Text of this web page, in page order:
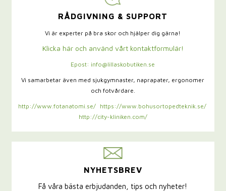
RÅDGIVNING & SUPPORT
Vi är experter på bra skor och hjälper dig gärna!
Klicka här och använd vårt kontaktformulär!
Epost: info@lillaskobutiken.se
Vi samarbetar även med sjukgymnaster, naprapater, ergonomer
och fotvårdare.
http://www.fotanatomi.se/
https://www.bohusortopedteknik.se/
http://city-kliniken.com/
NYHETSBREV
Få våra bästa erbjudanden, tips och nyheter!